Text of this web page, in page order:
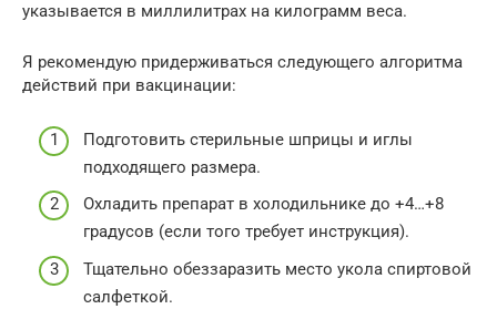
указывается в миллилитрах на килограмм веса.
Я рекомендую придерживаться следующего алгоритма
действий при вакцинации:
Подготовить стерильные шприцы и иглы
подходящего размера.
Охладить препарат в холодильнике до +4…+8
градусов (если того требует инструкция).
Тщательно обеззаразить место укола спиртовой
салфеткой.